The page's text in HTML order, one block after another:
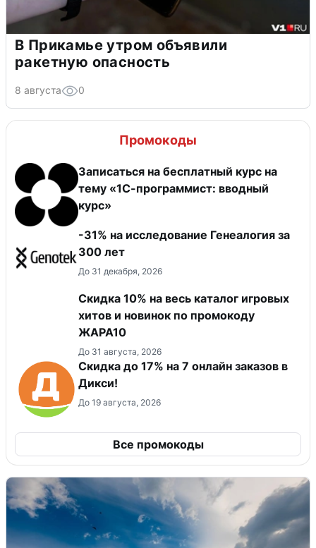
В Прикамье утром объявили
ракетную опасность
8 августа 0
Промокоды
Записаться на бесплатный курс на
тему «1С-программист: вводный
курс»
-31% на исследование Генеалогия за
300 лет
До 31 декабря, 2026
Скидка 10% на весь каталог игровых
хитов и новинок по промокоду
ЖАРА10
До 31 августа, 2026
Скидка до 17% на 7 онлайн заказов в
Дикси!
До 19 августа, 2026
Все промокоды